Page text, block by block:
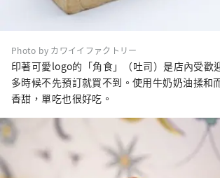
Photo by カワイイファクトリー
印著可愛logo的「角食」（吐司）是店內受歡
多時候不先預訂就買不到。使用牛奶奶油揉和
香甜，單吃也很好吃。